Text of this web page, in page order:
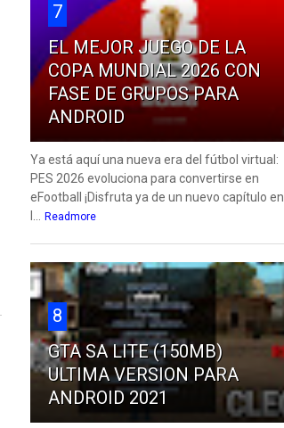
7
EL MEJOR JUEGO DE LA
COPA MUNDIAL 2026 CON
FASE DE GRUPOS PARA
ANDROID
Ya está aquí una nueva era del fútbol virtual:
PES 2026 evoluciona para convertirse en
eFootball ¡Disfruta ya de un nuevo capítulo en
Readmore
8
GTA SA LITE (150MB)
ULTIMA VERSION PARA
ANDROID 2021